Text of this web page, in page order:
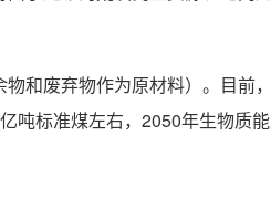
和废弃物作为原材料）。目前
吨标准煤左右，2050年生物质